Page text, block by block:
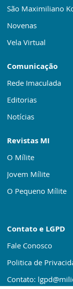
São Maximiliano
Novenas
Vela Virtual
Comunicação
Rede Imaculada
Editorias
Notícias
Revistas MI
O Mílite
Jovem Mílite
O Pequeno Mílite
Contato e LGPD
Fale Conosco
Politica de
Contato: